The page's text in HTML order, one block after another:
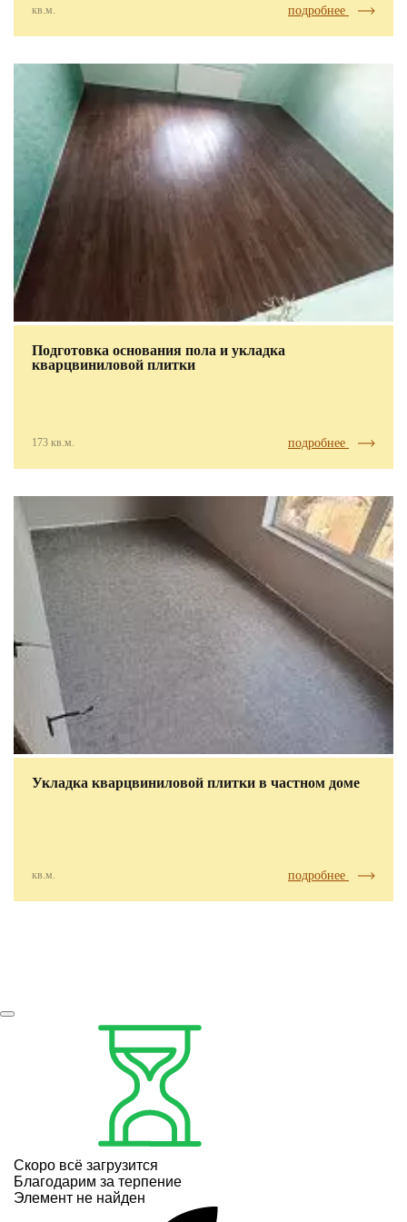
кв.м. подробнее
Подготовка основания пола и укладка
кварцвиниловой плитки
173 кв.м. подробнее
Укладка кварцвиниловой плитки в частном доме
кв.м. подробнее
Скоро всё загрузится
Благодарим за терпение
Элемент не найден